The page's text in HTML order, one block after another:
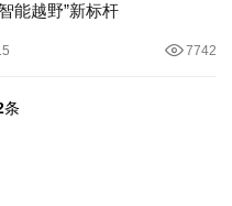
能越野”新标杆
7742
条